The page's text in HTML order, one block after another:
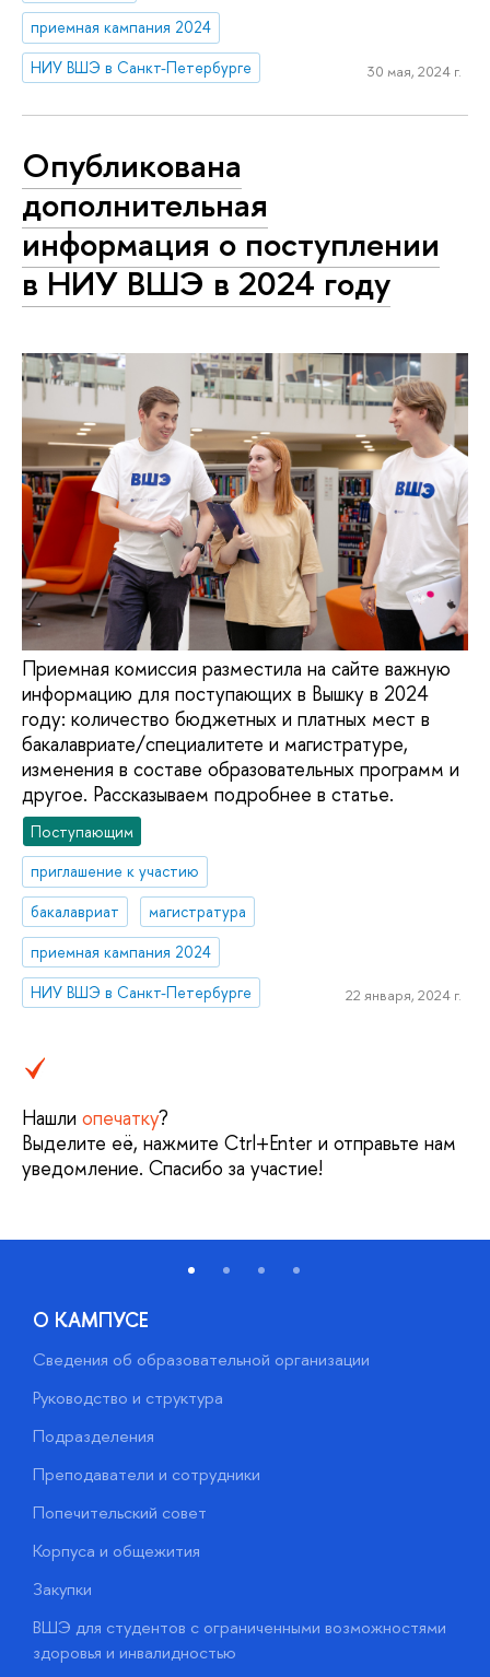
приемная кампания 2024
НИУ ВШЭ в Санкт-Петербурге
30 мая, 2024 г.
Опубликована
дополнительная
информация о поступлении
в НИУ ВШЭ в 2024 году
Приемная комиссия разместила на сайте важную
информацию для поступающих в Вышку в 2024
году: количество бюджетных и платных мест в
бакалавриате/специалитете и магистратуре,
изменения в составе образовательных программ и
другое. Рассказываем подробнее в статье.
Поступающим
приглашение к участию
бакалавриат
магистратура
приемная кампания 2024
НИУ ВШЭ в Санкт-Петербурге
22 января, 2024 г.
Нашли опечатку?
Выделите её, нажмите Ctrl+Enter и отправьте нам
уведомление. Спасибо за участие!
О КАМПУСЕ
Сведения об образовательной организации
Руководство и структура
Подразделения
Преподаватели и сотрудники
Попечительский совет
Корпуса и общежития
Закупки
ВШЭ для студентов с ограниченными возможностями
здоровья и инвалидностью